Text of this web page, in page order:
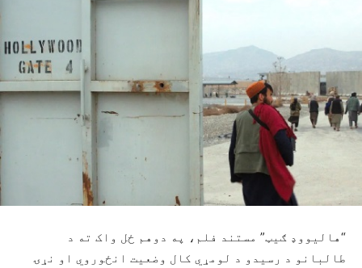
“هالیووډ ګیټ” مستند فلم، په دوهم ځل واک ته د
طالبانو د رسیدو د لومړي کال وضعیت انځوروي او نړۍ